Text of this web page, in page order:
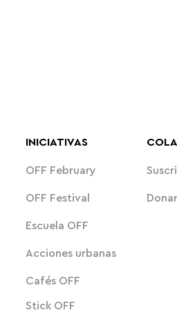
INICIATIVAS
OFF February
OFF Festival Donar
Escuela OFF
Acciones urbanas
Cafés OFF
Stick OFF